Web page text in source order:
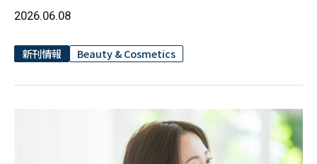
CSR
依頼・受託調査
- 競合調査
Online Shop ／ 事業紹介
Chemical & Life Sciences
／ 採用情報
2026.06.08
新刊情報 Beauty & Cosmetics